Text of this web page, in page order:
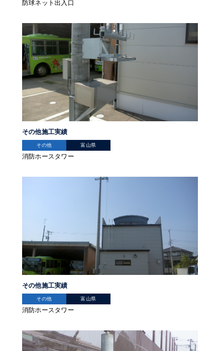
防球ネット出入口
その他施工実績
その他 富山県
消防ホースタワー
その他施工実績
その他 富山県
消防ホースタワー